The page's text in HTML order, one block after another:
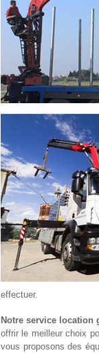
effectuer.
Notre service location
offrir le meilleur choix
vous proposons des